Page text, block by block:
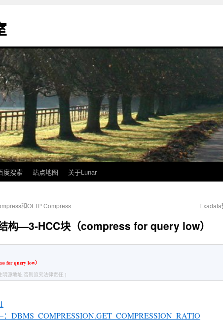
度搜索 站点地图 关于Lunar
和OLTP Compress
构—3-HCC块（compress for query low）
for query low）
源地址,否则追究法律责任.]
DBMS_COMPRESSION.GET_COMPRESSION_RATIO